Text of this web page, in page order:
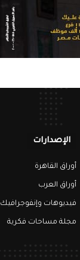
الإصدارات
أوراق القاهرة
أوراق العرب
فيديوهات وإنفوجرافيك
مجلة مساحات فكرية